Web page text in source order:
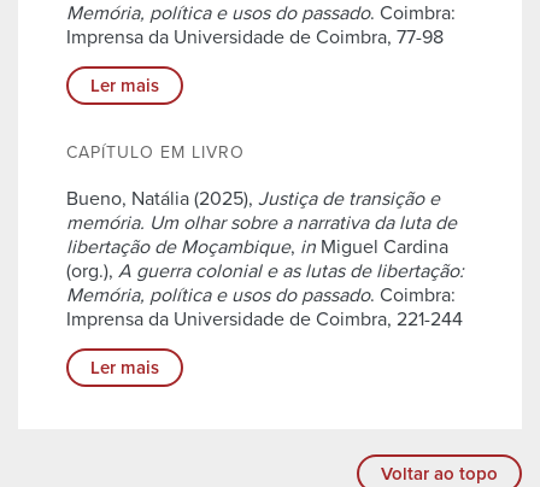
Memória, política e usos do passado. Coimbra:
Imprensa da Universidade de Coimbra, 77-98
Ler mais
CAPÍTULO EM LIVRO
Bueno, Natália (2025), Justiça de transição e
memória. Um olhar sobre a narrativa da luta de
libertação de Moçambique, in Miguel Cardina
(org.), A guerra colonial e as lutas de libertação:
Memória, política e usos do passado. Coimbra:
Imprensa da Universidade de Coimbra, 221-244
Ler mais
Voltar ao topo